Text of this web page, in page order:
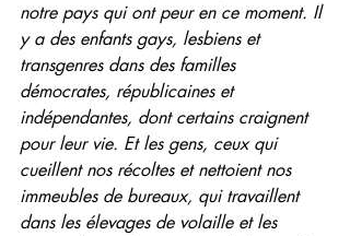
notre pays qui ont peur en ce moment. Il
y a des enfants gays, lesbiens et
transgenres dans des familles
démocrates, républicaines et
indépendantes, dont certains craignent
pour leur vie. Et les gens, ceux qui
cueillent nos récoltes et nettoient nos
immeubles de bureaux, qui travaillent
dans les élevages de volaille et les